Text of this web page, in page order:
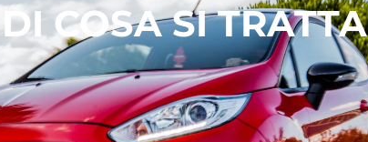
COSA SI TRATTA